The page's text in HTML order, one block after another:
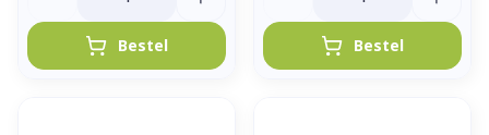
Bestel Bestel